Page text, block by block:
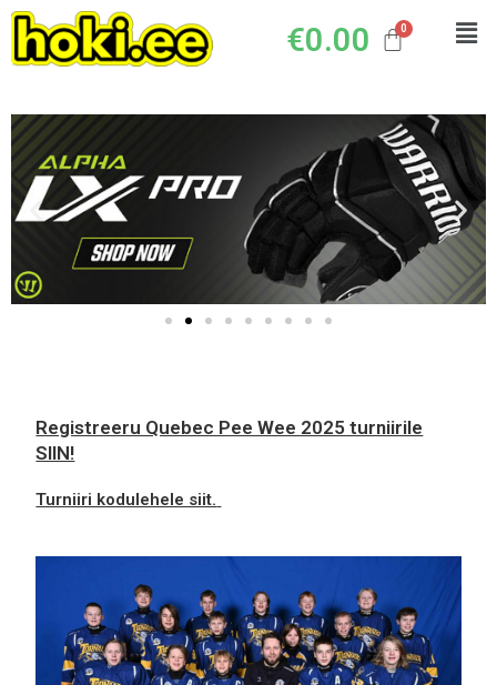
€0.00
Registreeru Quebec Pee Wee 2025 turniirile
SIIN!
Turniiri kodulehele siit.